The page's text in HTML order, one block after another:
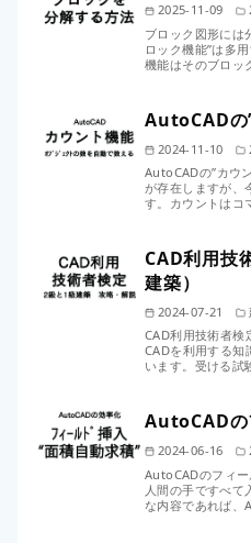
2025-11-09
ブロック図形には
ロック機能”は多
機能はそのブロッ
AutoCADの
2024-11-10
AutoCADの”カウ
が存在しますが、
す。カウントはコ
CAD利用技
建築）
2024-07-21
CAD利用技術者検
CADを利用する知
います。受ける試
AutoCADの
2024-06-16
AutoCADのフィ
人間の手ですべて
な内容であれば、